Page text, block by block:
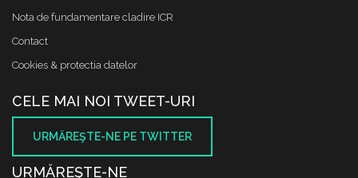
Nota de fundamentare cladire ICR
Contact
Cookies & protectia datelor
CELE MAI NOI TWEET-URI
URMĂREŞTE-NE PE TWITTER
URMĂREŞTE-NE